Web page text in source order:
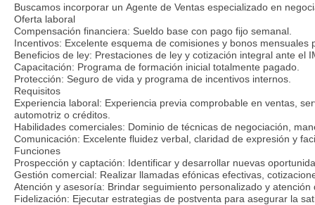
Buscamos incorporar un Agente de Ventas especializado en
Oferta laboral
Compensación financiera: Sueldo base con pago fijo semanal.
Incentivos: Excelente esquema de comisiones y bonos mensuales
Beneficios de ley: Prestaciones de ley y cotización integral ante el
Capacitación: Programa de formación inicial totalmente pagado.
Protección: Seguro de vida y programa de incentivos internos.
Requisitos
Experiencia laboral: Experiencia previa comprobable en ventas,
automotriz o créditos.
Habilidades comerciales: Dominio de técnicas de negociación,
Comunicación: Excelente fluidez verbal, claridad de expresión y
Funciones
Prospección y captación: Identificar y desarrollar nuevas
Gestión comercial: Realizar llamadas efónicas efectivas,
Atención y asesoría: Brindar seguimiento personalizado y
Fidelización: Ejecutar estrategias de postventa para asegurar la